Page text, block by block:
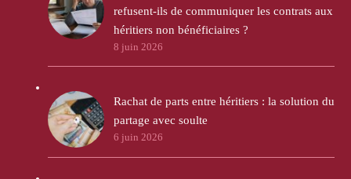
refusent-ils de communiquer les contrats aux
héritiers non bénéficiaires ?
8 juin 2026
Rachat de parts entre héritiers : la solution du
partage avec soulte
6 juin 2026